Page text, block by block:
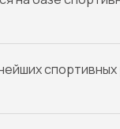
спортивных